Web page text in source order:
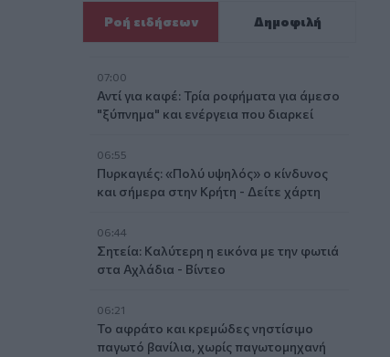
Ροή ειδήσεων Δημοφιλή
07:00
Αντί για καφέ: Τρία ροφήματα για άμεσο
"ξύπνημα" και ενέργεια που διαρκεί
06:55
Πυρκαγιές: «Πολύ υψηλός» ο κίνδυνος
και σήμερα στην Κρήτη - Δείτε χάρτη
06:44
Σητεία: Καλύτερη η εικόνα με την φωτιά
στα Αχλάδια - Βίντεο
06:21
Το αφράτο και κρεμώδες νηστίσιμο
παγωτό βανίλια, χωρίς παγωτομηχανή